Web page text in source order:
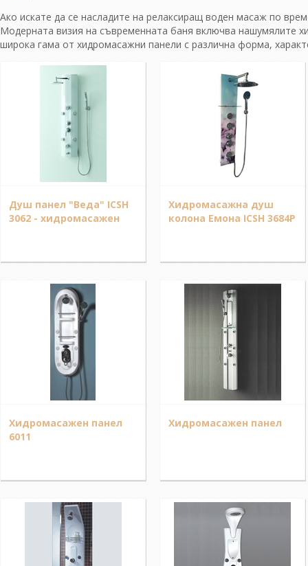
Ако искате да се насладите на релаксиращ воден масаж по
Модерната визия на съвременната баня включва нашумялите
широка гама от хидромасажни панели с различна форма,
Душ панел "Веда" ICSH
3062 - хидромасажен
Хидромасажна душ
колона Емона ICSH 3684P
Хидромасажен панел
6011
Хидромасажен панел